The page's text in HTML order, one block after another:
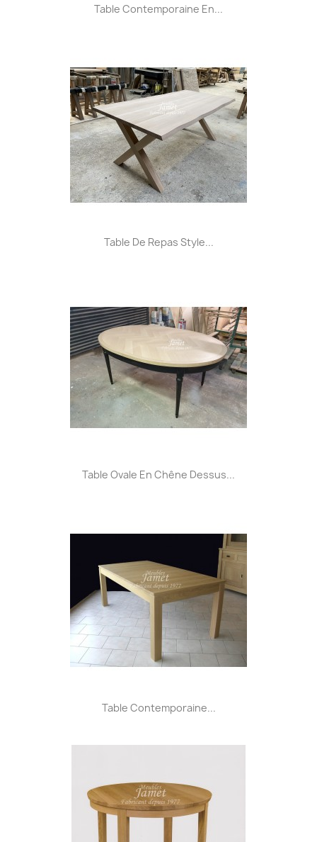
Table Contemporaine En...
Table De Repas Style...
Table Ovale En Chêne Dessus...
Table Contemporaine...